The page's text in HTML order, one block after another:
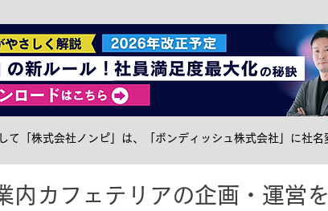
ピック ケータリング サステナブル メ
内カフェテリアの企画・運営
「株式会社ノンピ」は、「ボンディッシュ株式会社」に社名